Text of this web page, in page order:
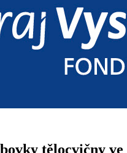
tělocvičny ve